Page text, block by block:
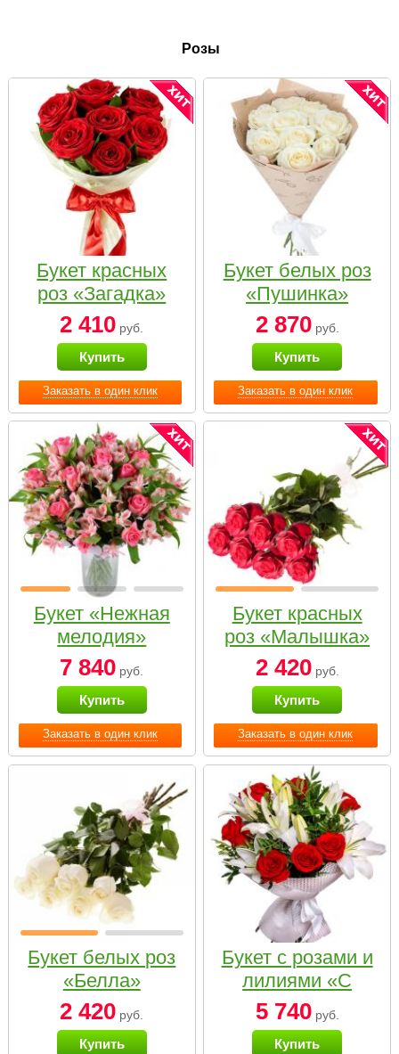
Розы
Заказать в один клик
Букет красных
роз «Загадка»
2 410 руб.
Купить
Заказать в один клик
Букет белых роз
«Пушинка»
2 870руб.
Купить
Заказать в один клик
Букет «Нежная
мелодия»
7 840 руб.
Купить
Заказать в один клик
Букет красных
роз «Малышка»
2 420руб.
Купить
Букет белых роз
«Белла»
2 420 руб.
Купить
Букет с розами и
лилиями «С
наилучшими
пожеланиями»
5 740руб.
Купить